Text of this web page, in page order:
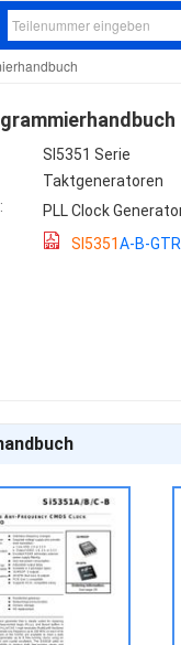
SI5351 Serie
Taktgeneratoren
PLL Clock
SI5351A-B-